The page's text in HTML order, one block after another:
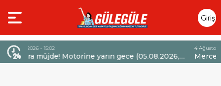
Giriş
Yap
yarın gece (05.08.2026,
6,60 TL’lik dev bir indirim
Mercedes-Benz Türk’ten
Sözleşmelerinde 36 Aya